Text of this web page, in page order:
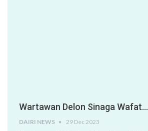
Wartawan Delon Sinaga Wafat…
DAIRI NEWS 29 Dec 2023